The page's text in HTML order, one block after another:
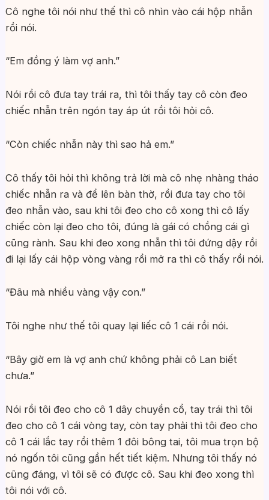
Cô nghe tôi nói như thế thì cô nhìn vào cái hộp nhẫn
rồi nói.
“Em đồng ý làm vợ anh.”
Nói rồi cô đưa tay trái ra, thì tôi thấy tay cô còn đeo
chiếc nhẫn trên ngón tay áp út rồi tôi hỏi cô.
“Còn chiếc nhẫn này thì sao hả em.”
Cô thấy tôi hỏi thì không trả lời mà cô nhẹ nhàng tháo
chiếc nhẫn ra và để lên bàn thờ, rồi đưa tay cho tôi
đeo nhẫn vào, sau khi tôi đeo cho cô xong thì cô lấy
chiếc còn lại đeo cho tôi, đúng là gái có chồng cái gì
cũng rành. Sau khi đeo xong nhẫn thì tôi đứng dậy rồi
đi lại lấy cái hộp vòng vàng rồi mở ra thì cô thấy rồi nói.
“Đâu mà nhiều vàng vậy con.”
Tôi nghe như thế tôi quay lại liếc cô 1 cái rồi nói.
“Bây giờ em là vợ anh chứ không phải cô Lan biết
chưa.”
Nói rồi tôi đeo cho cô 1 dây chuyền cổ, tay trái thì tôi
đeo cho cô 1 cái vòng tay, còn tay phải thì tôi đeo cho
cô 1 cái lắc tay rồi thêm 1 đôi bông tai, tôi mua trọn bộ
nó ngốn tôi cũng gần hết tiết kiệm. Nhưng tôi thấy nó
cũng đáng, vì tôi sẽ có được cô. Sau khi đeo xong thì
tôi nói với cô.